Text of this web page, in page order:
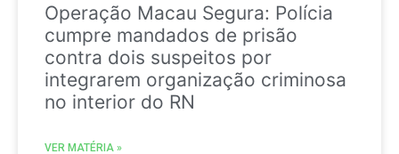
Operação Macau Segura: Polícia
cumpre mandados de prisão
contra dois suspeitos por
integrarem organização criminosa
no interior do RN
VER MATÉRIA »